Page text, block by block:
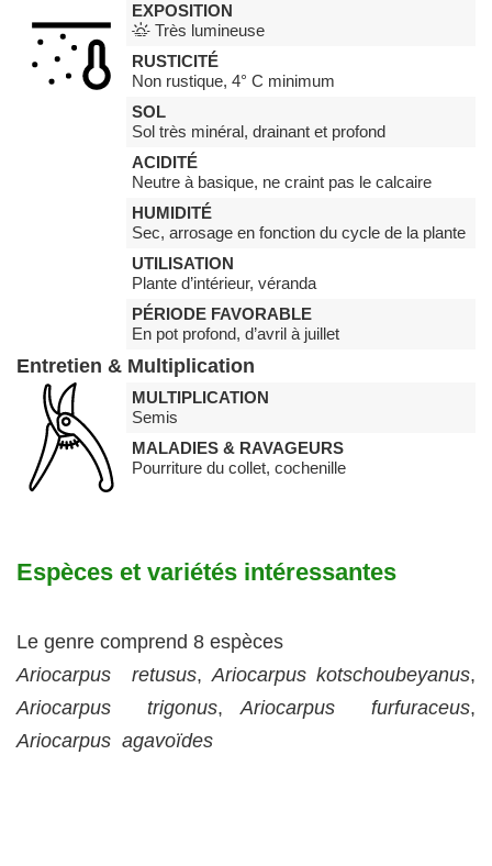
EXPOSITION
Très lumineuse
RUSTICITÉ
Non rustique, 4° C minimum
SOL
Sol très minéral, drainant et profond
ACIDITÉ
Neutre à basique, ne craint pas le calcaire
HUMIDITÉ
Sec, arrosage en fonction du cycle de la plante
UTILISATION
Plante d’intérieur, véranda
PÉRIODE FAVORABLE
En pot profond, d’avril à juillet
Entretien & Multiplication
MULTIPLICATION
Semis
MALADIES & RAVAGEURS
Pourriture du collet, cochenille
Espèces et variétés intéressantes
Le genre comprend 8 espèces
Ariocarpus retusus, Ariocarpus kotschoubeyanus,
Ariocarpus trigonus,Ariocarpus furfuraceus,
Ariocarpus agavoïdes